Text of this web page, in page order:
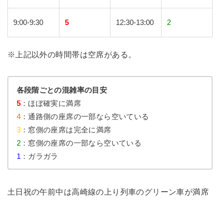
9:00-9:30 5 12:30-13:00 2
※上記以外の時間帯は空席がある。
各段階ごとの混雑率の目安
5：ほぼ確実に満席
4：通路側の座席の一部なら空いている
3：窓側の座席は完全に満席
2：窓側の座席の一部なら空いている
1 ：ガラガラ
土日祝の午前中は高崎線の上り列車のグリーン車が満席